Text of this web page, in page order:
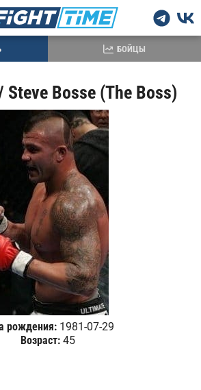
Steve Bosse (The Boss)
рождения: 1981-07-29
Возраст:45
БОЙЦЫ